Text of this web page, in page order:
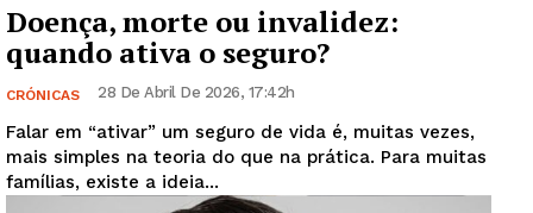
Doença, morte ou invalidez:
quando ativa o seguro?
CRÓNICAS 28 De Abril De 2026, 17:42h
Falar em “ativar” um seguro de vida é, muitas vezes,
mais simples na teoria do que na prática. Para muitas
famílias, existe a ideia...